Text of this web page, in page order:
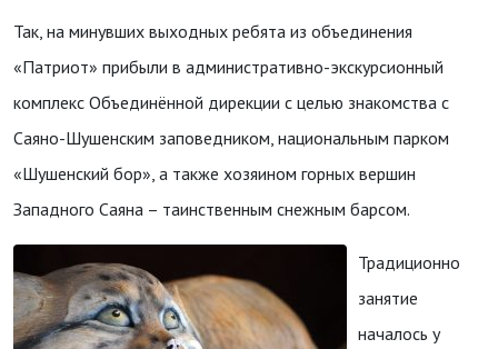
Так, на минувших выходных ребята из объединения
«Патриот» прибыли в административно-экскурсионный
комплекс Объединённой дирекции с целью знакомства с
Саяно-Шушенским заповедником, национальным парком
«Шушенский бор», а также хозяином горных вершин
Западного Саяна – таинственным снежным барсом.
Традиционно
занятие
началось у